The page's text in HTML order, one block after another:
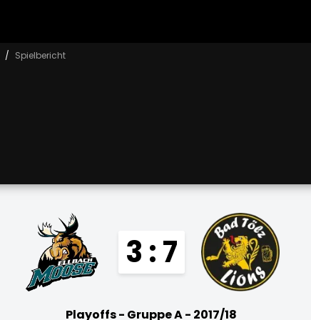
Spielbericht
3 : 7
Playoffs - Gruppe A - 2017/18